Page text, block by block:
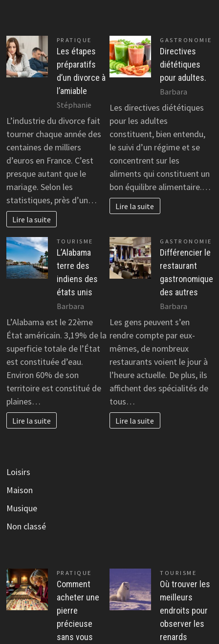
PRATIQUE
Les étapes
préparatifs
d’un divorce à
l’amiable
Stéphanie
L’industrie du divorce fait
tourner chaque année des
centaines de milliers
d’euros en France. C’est
presque autant que le
mariage. Selon les
statistiques, près d’un…
Lire la suite
GASTRONOMIE
Directives
diététiques
pour adultes.
Barbara
Les directives diététiques
pour les adultes
constituent, bien entendu,
le suivi d’un régime et se
concentrent sur les
aliments qui constituent un
bon équilibre alimentaire.…
Lire la suite
TOURISME
L’Alabama
terre des
indiens des
états unis
Barbara
L’Alabama est le 22ème
État américain. 3,19% de la
superficie totale de l’État
est constituée d’eau.
Environ 60% de son
territoire est constitué de
plaines…
Lire la suite
GASTRONOMIE
Différencier le
restaurant
gastronomique
des autres
Barbara
Les gens peuvent s’en
rendre compte par eux-
mêmes, de nombreux
restaurants voient le jour à
l’heure actuelle. De plus, ils
affichent des spécialités de
tous…
Lire la suite
Loisirs
Maison
Musique
Non classé
PRATIQUE
Comment
acheter une
pierre
précieuse
sans vous
TOURISME
Où trouver les
meilleurs
endroits pour
observer les
renards